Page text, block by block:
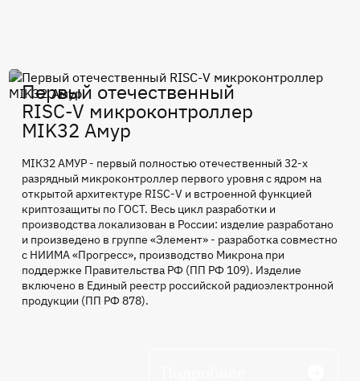
Первый отечественный
RISC-V микроконтроллер
MIK32 Амур
МIК32 АМУР - первый полностью отечественный 32-х
разрядный микроконтроллер первого уровня с ядром на
открытой архитектуре RISC-V и встроенной функцией
криптозащиты по ГОСТ. Весь цикл разработки и
производства локализован в России: изделие разработано
и произведено в группе «Элемент» - разработка совместно
с НИИМА «Прогресс», производство Микрона при
поддержке Правительства РФ (ПП РФ 109). Изделие
включено в Единый реестр российской радиоэлектронной
продукции (ПП РФ 878).